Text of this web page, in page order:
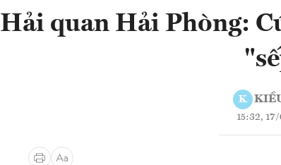
Hải quan Hải Phòng:
K
15:32,